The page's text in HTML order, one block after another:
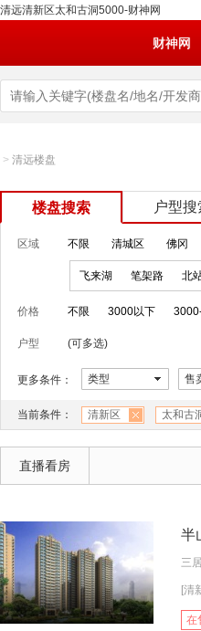
清远清新区太和古洞5000-财神网
财神网
> 清远楼盘
楼盘搜索 户型搜
区域 不限 清城区 佛冈
飞来湖 笔架路 北
价格 不限 3000以下
户型 (可多选)
更多条件： 类型 售
当前条件： 清新区 太和古
直播看房
半
三
[清
在